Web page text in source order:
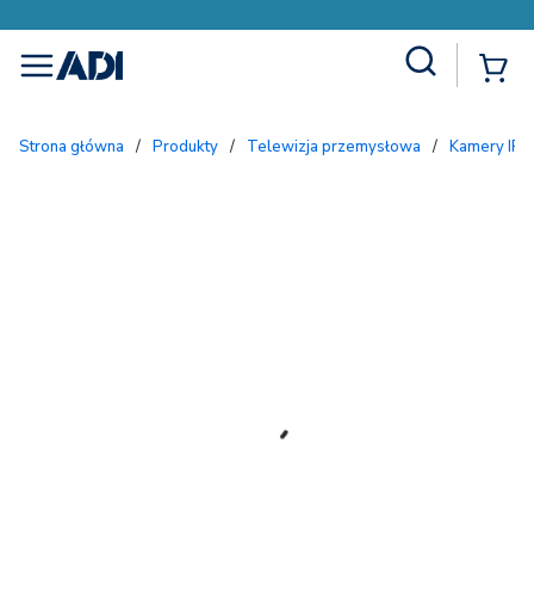
menu
Strona główna / Produkty / Telewizja przemysłowa / Kamery IP